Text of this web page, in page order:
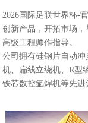
2026国际足联世界杯-
创新产品，开拓市场
高级工程师作指导。
公司拥有硅钢片自动
机、扁线立绕机、R型
铁芯数控氩焊机等先进